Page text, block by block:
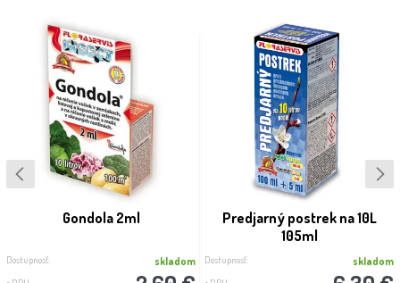
Gondola 2ml
Dostupnosť: skladom
Predjarný postrek na 10L
105ml
Dostupnosť: skladom